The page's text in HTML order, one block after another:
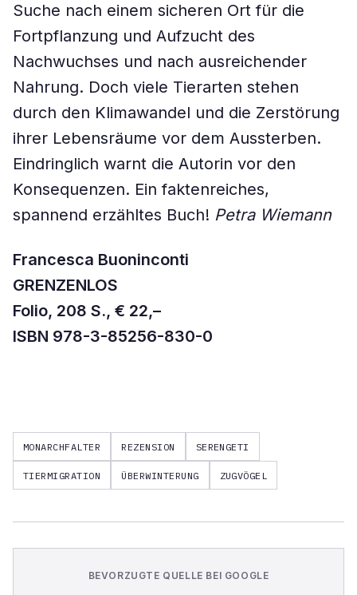
Suche nach einem sicheren Ort für die
Fortpflanzung und Aufzucht des
Nachwuchses und nach ausreichender
Nahrung. Doch viele Tierarten stehen
durch den Klimawandel und die Zerstörung
ihrer Lebensräume vor dem Aussterben.
Eindringlich warnt die Autorin vor den
Konsequenzen. Ein faktenreiches,
spannend erzähltes Buch! Petra Wiemann
Francesca Buoninconti
GRENZENLOS
Folio, 208 S., € 22,–
ISBN 978-3-85256-830-0
MONARCHFALTER REZENSION SERENGETI
TIERMIGRATION ÜBERWINTERUNG ZUGVÖGEL
BEVORZUGTE QUELLE BEI GOOGLE